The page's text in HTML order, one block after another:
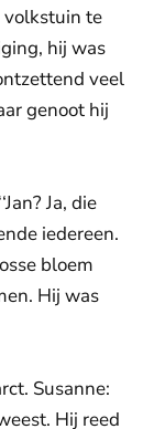
volkstuin te
hij was
veel
genoot hij
Ja, die
iedereen.
bloem
Hij was
Susanne:
Hij reed